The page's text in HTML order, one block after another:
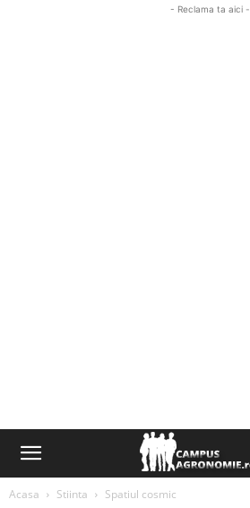
- Reclama ta aici -
Acasa Stiinta Spatiul cosmic